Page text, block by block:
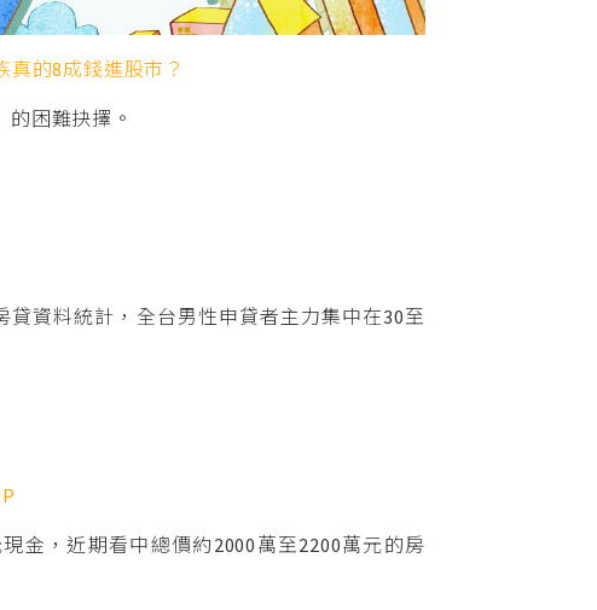
真的8成錢進股市？
困難抉擇。
資料統計，全台男性申貸者主力集中在30至
金，近期看中總價約2000萬至2200萬元的房